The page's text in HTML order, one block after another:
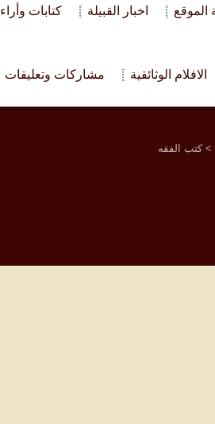
الموقع اخبار القبيلة كتابات وأراء
الافلام الوثائقية مشاركات وتعليقات
>كتب الفقه